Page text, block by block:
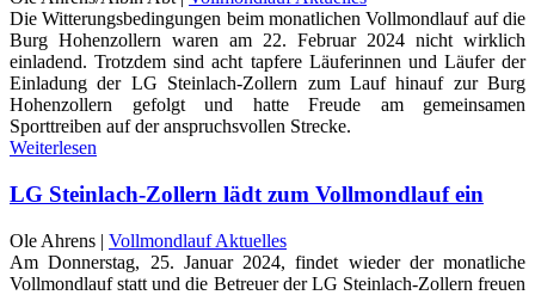
Die Witterungsbedingungen beim monatlichen Vollmondlauf auf die
Burg Hohenzollern waren am 22. Februar 2024 nicht wirklich
einladend. Trotzdem sind acht tapfere Läuferinnen und Läufer der
Einladung der LG Steinlach-Zollern zum Lauf hinauf zur Burg
Hohenzollern gefolgt und hatte Freude am gemeinsamen
Sporttreiben auf der anspruchsvollen Strecke.
Weiterlesen
LG Steinlach-Zollern lädt zum Vollmondlauf ein
Ole Ahrens | Vollmondlauf Aktuelles
Am Donnerstag, 25. Januar 2024, findet wieder der monatliche
Vollmondlauf statt und die Betreuer der LG Steinlach-Zollern freuen